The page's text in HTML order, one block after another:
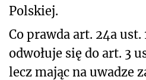
Polskiej.
Co prawda art. 24a ust.
odwołuje się do art. 3
lecz mając na uwadze